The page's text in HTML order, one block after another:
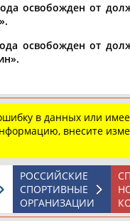
тренера Юрия
Рахимовым
агентство СТАДИОН)
России
команда
это с тренером", —
сообщили, что
агентство СТАДИОН)
"Спартака" стал
освобожден от
освобожден от
в данных или
внесите
РОССИЙСКИЕ
СПОРТИВНЫЕ
ОРГАНИЗАЦИИ